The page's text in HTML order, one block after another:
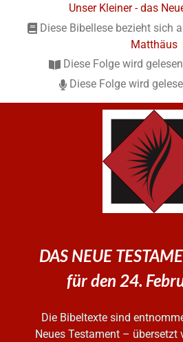
Unser Kleiner - das
Diese Bibellese bezieht sich
Matthäus
Diese Folge wird
Diese Folge wird
DAS NEUE
für den 24.
Die Bibeltexte sind
Neues Testament – übersetzt